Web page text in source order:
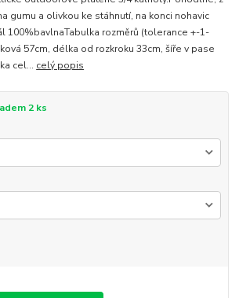
gumu a olivkou ke stáhnutí, na konci nohavic
100%bavlnaTabulka rozměrů (tolerance +-1-
57cm, délka od rozkroku 33cm, šíře v pase
cel... celý popis
2 ks